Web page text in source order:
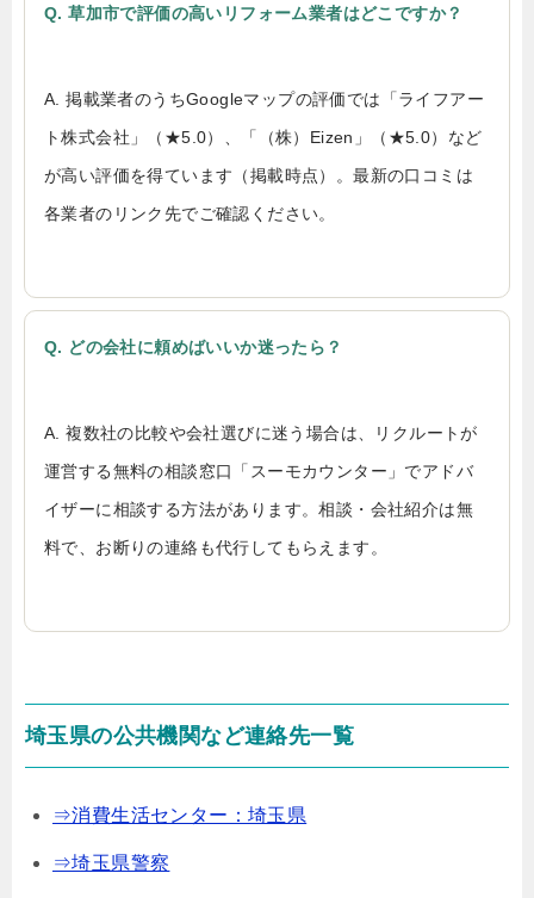
Q. 草加市で評価の高いリフォーム業者はどこですか？
A. 掲載業者のうちGoogleマップの評価では「ライフアー
ト株式会社」（★5.0）、「（株）Eizen」（★5.0）など
が高い評価を得ています（掲載時点）。最新の口コミは
各業者のリンク先でご確認ください。
Q. どの会社に頼めばいいか迷ったら？
A. 複数社の比較や会社選びに迷う場合は、リクルートが
運営する無料の相談窓口「スーモカウンター」でアドバ
イザーに相談する方法があります。相談・会社紹介は無
料で、お断りの連絡も代行してもらえます。
埼玉県の公共機関など連絡先一覧
⇒消費生活センター：埼玉県
⇒埼玉県警察